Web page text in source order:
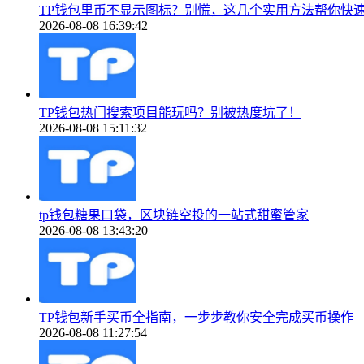
TP钱包里币不显示图标？别慌，这几个实用方法帮你快
2026-08-08 16:39:42
TP钱包热门搜索项目能玩吗？别被热度坑了！
2026-08-08 15:11:32
tp钱包糖果口袋，区块链空投的一站式甜蜜管家
2026-08-08 13:43:20
TP钱包新手买币全指南，一步步教你安全完成买币操作
2026-08-08 11:27:54